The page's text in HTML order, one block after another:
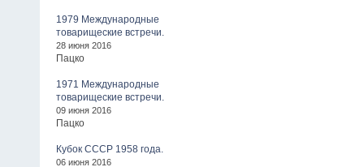
1979 Международные
товарищеские встречи.
28 июня 2016
Пацко
1971 Международные
товарищеские встречи.
09 июня 2016
Пацко
Кубок СССР 1958 года.
06 июня 2016